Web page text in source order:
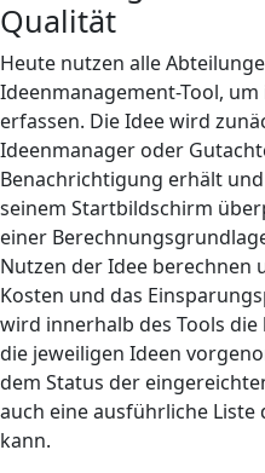
Qualität
Heute nutzen alle
Ideenmanagement-Tool,
erfassen. Die Idee wird
Ideenmanager oder
Benachrichtigung erhält
seinem Startbildschirm
einer
Nutzen der Idee berechnen
Kosten und das
wird innerhalb des Tools
die jeweiligen Ideen
dem Status der
auch eine ausführliche Liste
kann.